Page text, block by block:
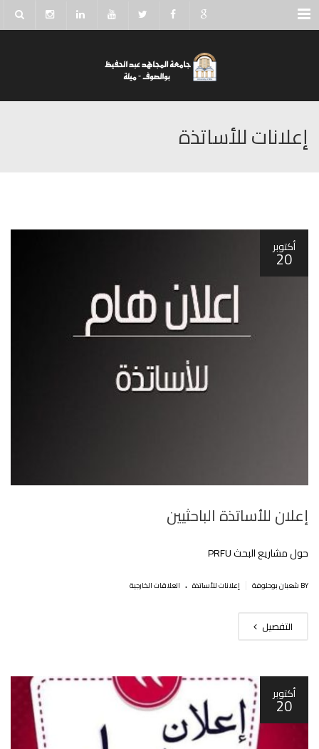
Menu
إعلانات للأساتذة
أكتوبر
20
إعلان للأساتذة الباحثيين
حول مشاريع البحث PRFU
BY شعبان بوحلوفة إعلانات للأساتذة . العلاقات الخارجية
التفصيل
أكتوبر
20